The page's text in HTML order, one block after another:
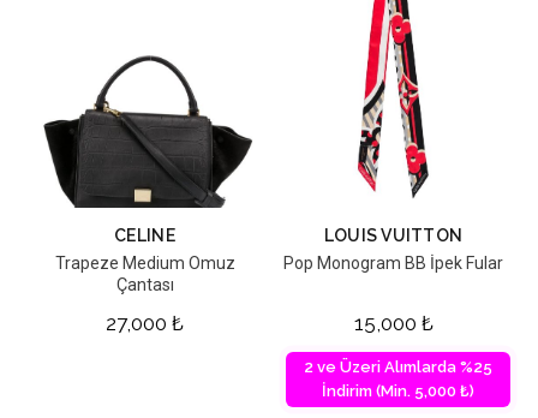
CELINE
Trapeze Medium Omuz
Çantası
27,000 ₺
LOUIS VUITTON
Pop Monogram BB İpek Fular
15,000 ₺
2 ve Üzeri Alımlarda %25
İndirim (Min. 5,000 ₺)